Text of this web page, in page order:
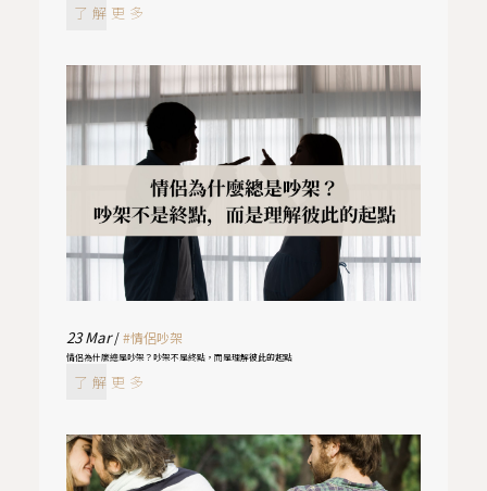
了解更多
23Mar /#情侶吵架
情侶為什麼總是吵架？吵架不是終點，而是理解彼此的起點
了解更多